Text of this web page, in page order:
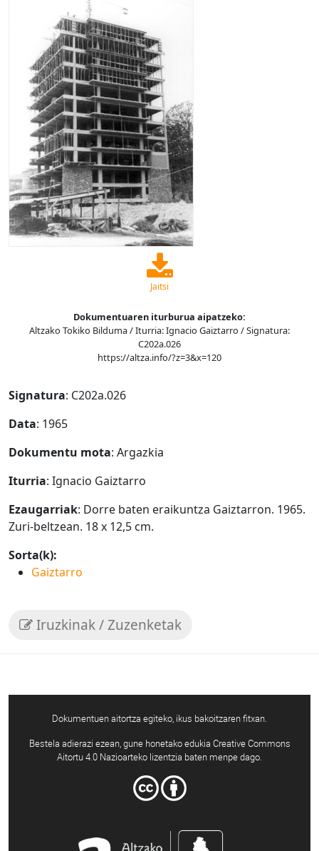
Jaitsi
Dokumentuaren iturburua aipatzeko:
Altzako Tokiko Bilduma / Iturria: Ignacio Gaiztarro / Signatura:
C202a.026
https://altza.info/?z=3&x=120
Signatura: C202a.026
Data: 1965
Dokumentu mota: Argazkia
Iturria: Ignacio Gaiztarro
Ezaugarriak: Dorre baten eraikuntza Gaiztarron. 1965.
Zuri-beltzean. 18 x 12,5 cm.
Sorta(k):
Gaiztarro
Iruzkinak / Zuzenketak
Dokumentuen aitortza egiteko, ikus bakoitzaren fitxan.
Bestela adierazi ezean, gune honetako edukia Creative Commons
Aitortu 4.0 Nazioarteko lizentzia baten menpe dago.